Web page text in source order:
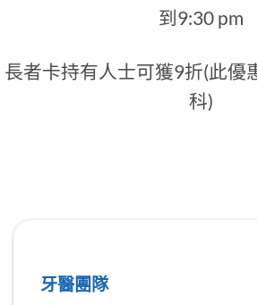
到9:30 pm
長者卡持有人士可獲9折(此優
科)
牙醫團隊